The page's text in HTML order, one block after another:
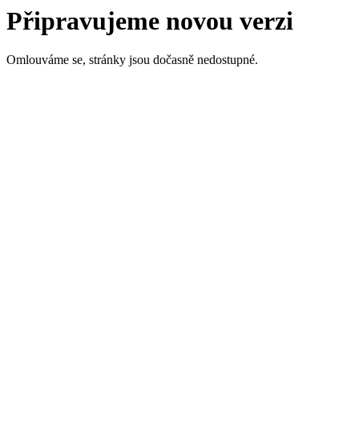
Připravujeme novou verzi
Omlouváme se, stránky jsou dočasně nedostupné.